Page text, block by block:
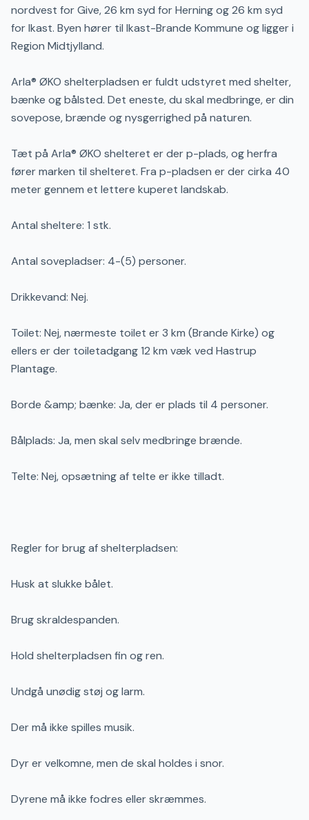
nordvest for Give, 26 km syd for Herning og 26 km syd
for Ikast. Byen hører til Ikast-Brande Kommune og ligger i
Region Midtjylland.
Arla® ØKO shelterpladsen er fuldt udstyret med shelter,
bænke og bålsted. Det eneste, du skal medbringe, er din
sovepose, brænde og nysgerrighed på naturen.
Tæt på Arla® ØKO shelteret er der p-plads, og herfra
fører marken til shelteret. Fra p-pladsen er der cirka 40
meter gennem et lettere kuperet landskab.
Antal sheltere: 1 stk.
Antal sovepladser: 4-(5) personer.
Drikkevand: Nej.
Toilet: Nej, nærmeste toilet er 3 km (Brande Kirke) og
ellers er der toiletadgang 12 km væk ved Hastrup
Plantage.
Borde &amp; bænke: Ja, der er plads til 4 personer.
Bålplads: Ja, men skal selv medbringe brænde.
Telte: Nej, opsætning af telte er ikke tilladt.
Regler for brug af shelterpladsen:
Husk at slukke bålet.
Brug skraldespanden.
Hold shelterpladsen fin og ren.
Undgå unødig støj og larm.
Der må ikke spilles musik.
Dyr er velkomne, men de skal holdes i snor.
Dyrene må ikke fodres eller skræmmes.